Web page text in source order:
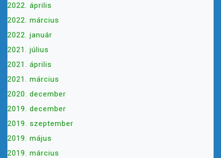
2022. április
2022. március
2022. január
2021. július
2021. április
2021. március
2020. december
2019. december
2019. szeptember
2019. május
2019. március